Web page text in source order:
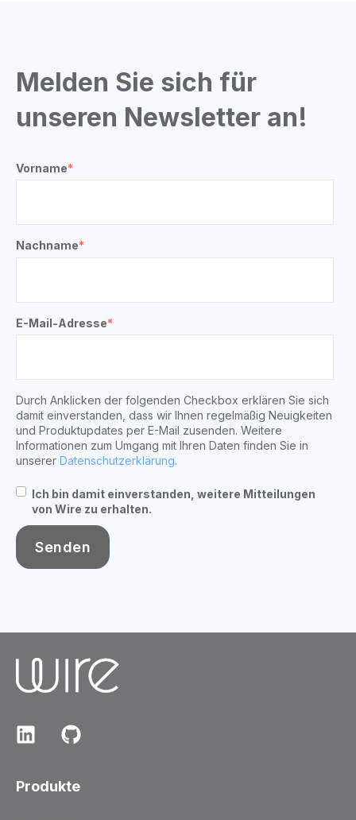
Melden Sie sich für
unseren Newsletter an!
Vorname*
Nachname*
E-Mail-Adresse*
Durch Anklicken der folgenden Checkbox erklären Sie sich
damit einverstanden, dass wir Ihnen regelmäßig Neuigkeiten
und Produktupdates per E-Mail zusenden. Weitere
Informationen zum Umgang mit Ihren Daten finden Sie in
unserer Datenschutzerklärung.
Ich bin damit einverstanden, weitere Mitteilungen
von Wire zu erhalten.
Produkte